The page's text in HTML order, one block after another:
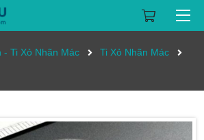
- Ti Xỏ Nhãn Mác
Ti Xỏ Nhãn Mác